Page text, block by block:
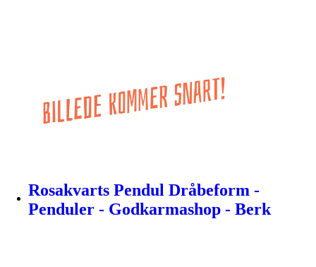
Rosakvarts Pendul Dråbeform -
Penduler - Godkarmashop - Berk